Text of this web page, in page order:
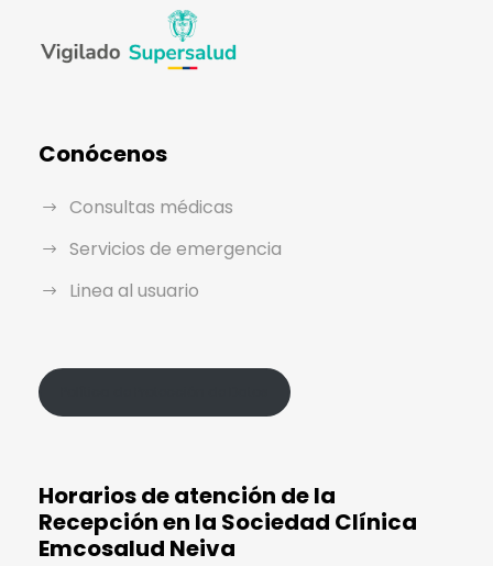
Conócenos
Consultas médicas
Servicios de emergencia
Linea al usuario
Horarios de atención de la
Recepción en la Sociedad Clínica
Emcosalud Neiva